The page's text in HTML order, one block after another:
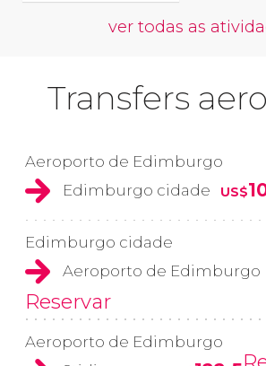
ver todas as
Transfers
Aeroporto de Edimburgo
Edimburgo cidade
US$
Edimburgo cidade
Aeroporto de Edimburgo
Reservar
Aeroporto de Edimburgo